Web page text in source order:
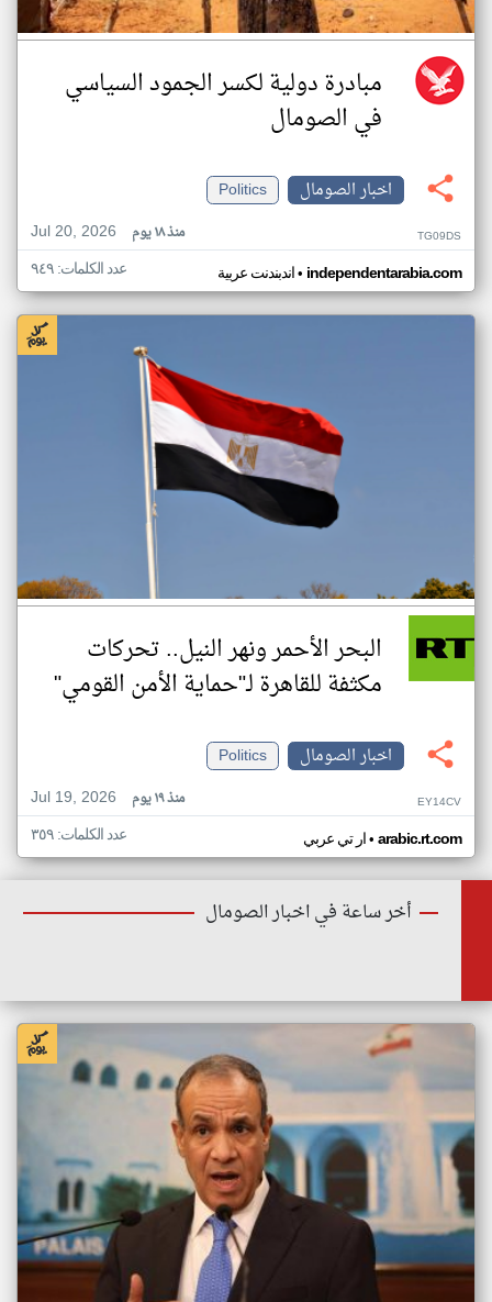
مبادرة دولية لكسر الجمود السياسي
في الصومال
اخبار الصومال
Politics
Jul 20, 2026
منذ ١٨ يوم TG09DS
اندبندنت عربية• independentarabia.com عدد الكلمات: ٩٤٩
البحر الأحمر ونهر النيل.. تحركات
مكثفة للقاهرة لـ"حماية الأمن القومي"
اخبار الصومال
Politics
Jul 19, 2026
منذ ١٩ يوم EY14CV
ار تي عربي• arabic.rt.com عدد الكلمات: ٣٥٩
أخر ساعة في اخبار الصومال